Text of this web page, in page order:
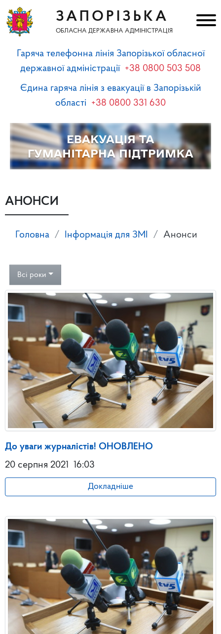
ЗАПОРІЗЬКА
ОБЛАСНА ДЕРЖАВНА АДМІНІСТРАЦІЯ
Гаряча телефонна лінія Запорізької обласної
державної адміністрації +38 0800 503 508
Єдина гаряча лінія з евакуації в Запорізькій
області +38 0800 331 630
АНОНСИ
Головна Інформація для ЗМІ Анонси
Всі роки
До уваги журналістів! ОНОВЛЕНО
20 серпня 2021
16:03
Докладніше